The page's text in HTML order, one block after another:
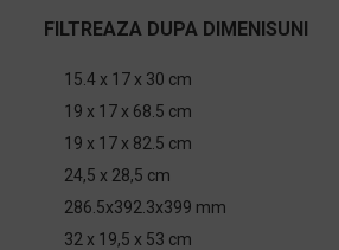
FILTREAZA DUPA DIMENISUNI
15.4 x 17 x 30 cm
19 x 17 x 68.5 cm
19 x 17 x 82.5 cm
24,5 x 28,5 cm
286.5x392.3x399 mm
32 x 19,5 x 53 cm